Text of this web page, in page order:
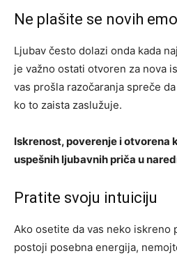
Ne plašite se novih
Ljubav često dolazi onda kada
je važno ostati otvoren za nova
vas prošla razočaranja spreče
ko to zaista zaslužuje.
Iskrenost, poverenje i otvorena
uspešnih ljubavnih priča u
Pratite svoju intuiciju
Ako osetite da vas neko iskreno
postoji posebna energija,